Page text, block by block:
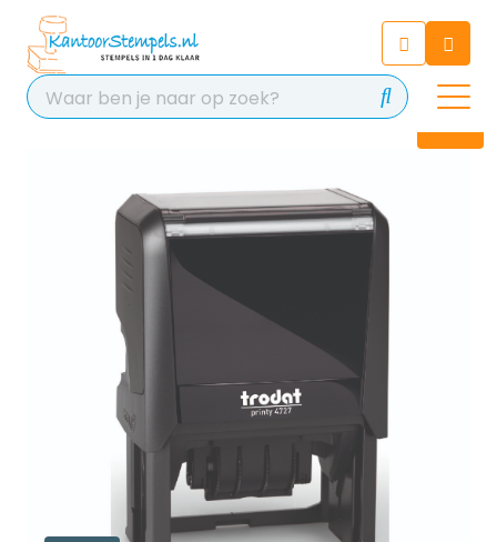
Chat 24/7 met onze chatbot
voor hulp
Contact